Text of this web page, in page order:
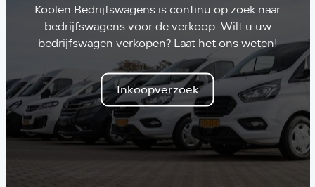
Koolen Bedrijfswagens is continu op zoek naar
bedrijfswagens voor de verkoop. Wilt u uw
bedrijfswagen verkopen? Laat het ons weten!
Inkoopverzoek